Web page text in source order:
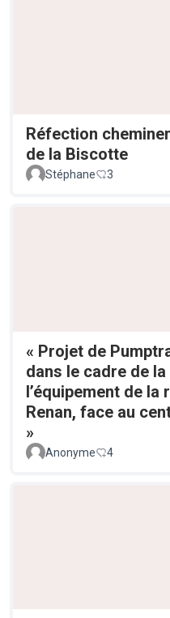
Réfection
de la Biscotte
Stéphane 3
« Projet de
dans le cadre de
l’équipement de la
Renan, face au
»
Anonyme 4